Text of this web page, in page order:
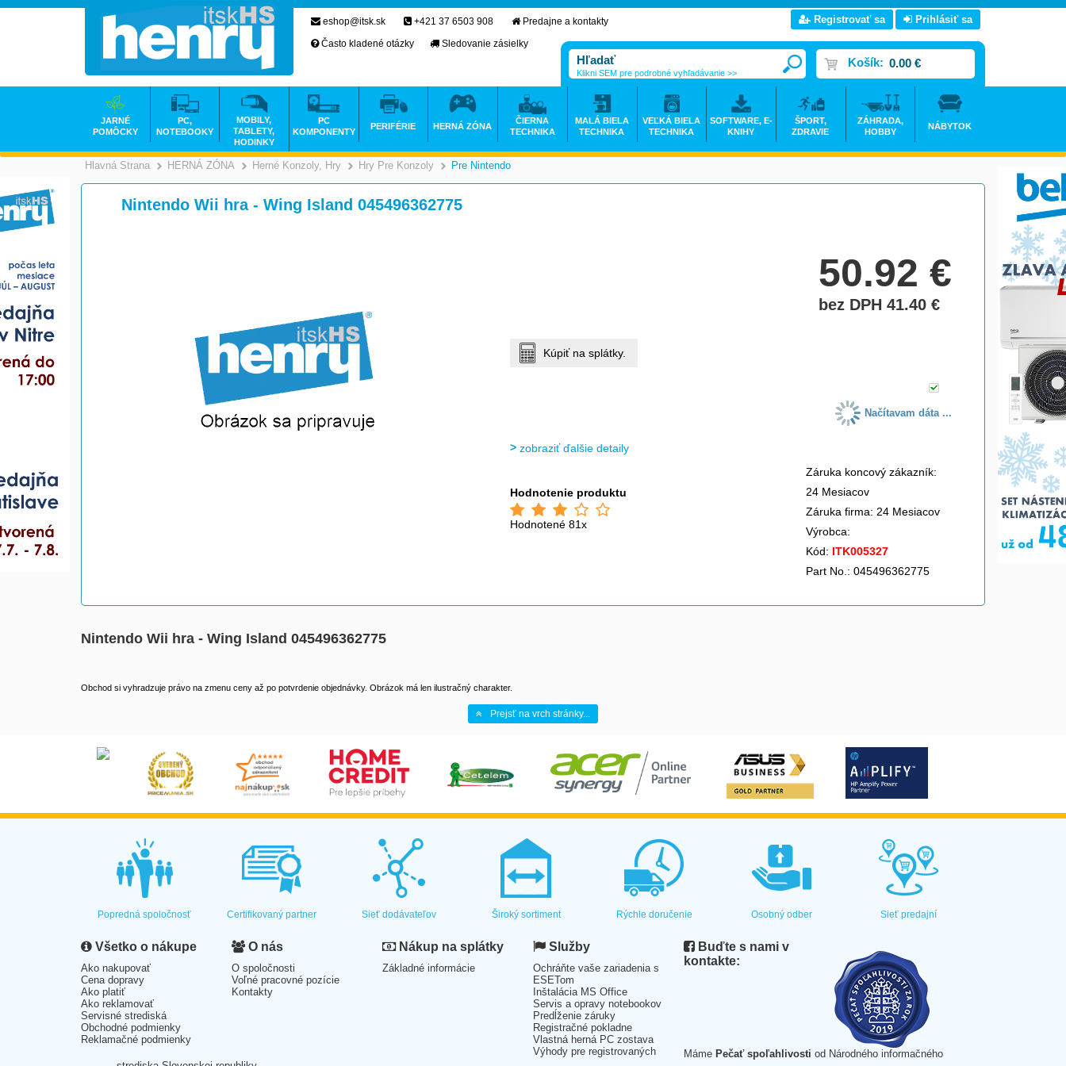
Hlavná Strana >
HERNÁ ZÓNA >
Herné Konzoly, Hry >
Hry Pre Konzoly >Pre Nintendo
Nintendo Wii hra - Wing Island 045496362775
50.92€
bez DPH 41.40€
Kúpiť na splátky.
Načítavam dáta ...
zobraziť ďalšie detaily
Hodnotenie produktu
Hodnotené 81x
Záruka koncový zákazník:
24 Mesiacov
Záruka firma: 24 Mesiacov
Výrobca:
Kód: ITK005327
Part No.: 045496362775
Nintendo Wii hra - Wing Island 045496362775
Obchod si vyhradzuje právo na zmenu ceny až po potvrdenie objednávky. Obrázok má len ilustračný charakter.
Prejsť na vrch stránky...
eshop@itsk.sk +421 37 6503 908
Predajne a kontakty
Často kladené otázky
Sledovanie zásielky
Registrovať sa Prihlásiť sa
Košík: 0.00 €
Klikni SEM pre podrobné vyhľadávanie >>
JARNÉ
POMÔCKY
PC,
NOTEBOOKY
MOBILY,
TABLETY,
HODINKY
PC
KOMPONENTY
PERIFÉRIE HERNÁ ZÓNA
ČIERNA
TECHNIKA
MALÁ BIELA
TECHNIKA
VEĽKÁ BIELA
TECHNIKA
SOFTWARE, E-
KNIHY
ŠPORT,
ZDRAVIE
ZÁHRADA,
HOBBY
NÁBYTOK
Popredná spoločnosť Certifikovaný partner Sieť dodávateľov Široký sortiment Rýchle doručenie Osobný odber Sieť predajní
Všetko o nákupe
Ako nakupovať
Cena dopravy
Ako platiť
Ako reklamovať
Servisné strediská
Obchodné podmienky
Reklamačné podmienky
O nás
O spoločnosti
Voľné pracovné pozície
Kontakty
Nákup na splátky
Základné informácie
Služby
Ochráňte vaše zariadenia s
ESETom
Inštalácia MS Office
Servis a opravy notebookov
Predĺženie záruky
Registračné pokladne
Vlastná herná PC zostava
Výhody pre registrovaných
Buďte s nami v
kontakte:
Máme Pečať spoľahlivosti od Národného informačného